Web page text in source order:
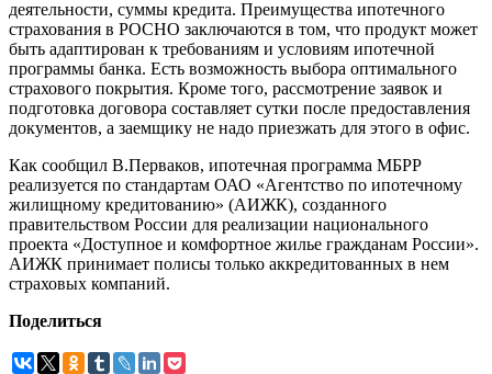
деятельности, суммы кредита. Преимущества ипотечного
страхования в РОСНО заключаются в том, что продукт может
быть адаптирован к требованиям и условиям ипотечной
программы банка. Есть возможность выбора оптимального
страхового покрытия. Кроме того, рассмотрение заявок и
подготовка договора составляет сутки после предоставления
документов, а заемщику не надо приезжать для этого в офис.
Как сообщил В.Перваков, ипотечная программа МБРР
реализуется по стандартам ОАО «Агентство по ипотечному
жилищному кредитованию» (АИЖК), созданного
правительством России для реализации национального
проекта «Доступное и комфортное жилье гражданам России».
АИЖК принимает полисы только аккредитованных в нем
страховых компаний.
Поделиться